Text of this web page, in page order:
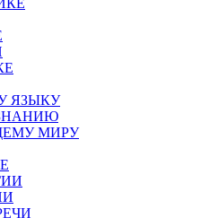
ЯЗЫКУ
МИРУ